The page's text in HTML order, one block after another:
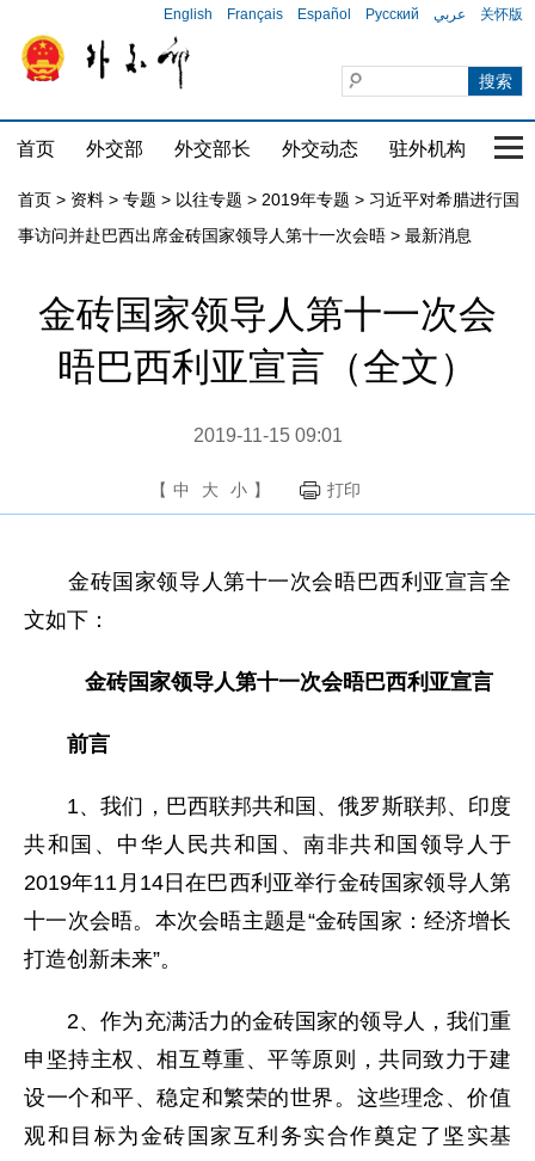
English Français Español Русский عربي 关怀版
首页 外交部 外交部长 外交动态 驻外机构 国
首页 > 资料 > 专题 > 以往专题 > 2019年专题 > 习近平对希腊进行国
事访问并赴巴西出席金砖国家领导人第十一次会晤 > 最新消息
金砖国家领导人第十一次会
晤巴西利亚宣言（全文）
2019-11-15 09:01
【 中 大 小 】 打印
金砖国家领导人第十一次会晤巴西利亚宣言全
文如下：
金砖国家领导人第十一次会晤巴西利亚宣言
前言
1、我们，巴西联邦共和国、俄罗斯联邦、印度
共和国、中华人民共和国、南非共和国领导人于
2019年11月14日在巴西利亚举行金砖国家领导人第
十一次会晤。本次会晤主题是“金砖国家：经济增长
打造创新未来”。
2、作为充满活力的金砖国家的领导人，我们重
申坚持主权、相互尊重、平等原则，共同致力于建
设一个和平、稳定和繁荣的世界。这些理念、价值
观和目标为金砖国家互利务实合作奠定了坚实基